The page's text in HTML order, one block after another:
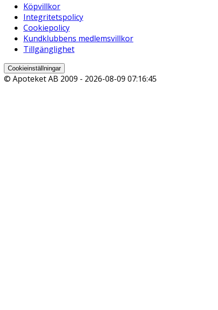
Köpvillkor
Integritetspolicy
Cookiepolicy
Kundklubbens medlemsvillkor
Tillgänglighet
Cookieinställningar
© Apoteket AB 2009 - 2026-08-09 07:16:45